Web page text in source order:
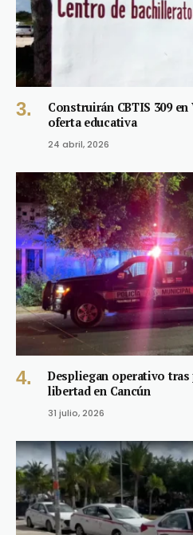
Construirán CBTIS 309
oferta educativa
24 abril, 2026
Despliegan operativo
libertad en Cancún
31 julio, 2026